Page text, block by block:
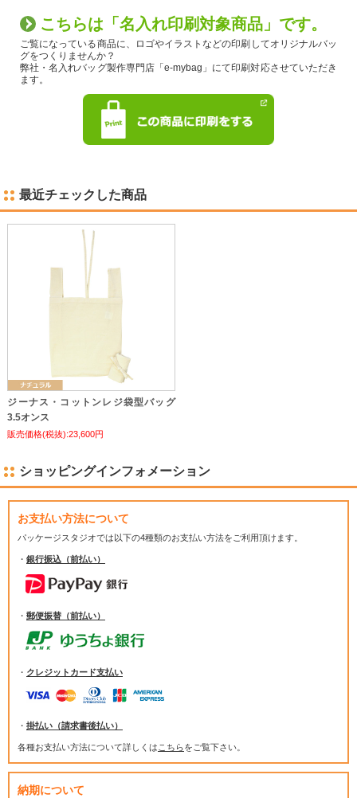
こちらは「名入れ印刷対象商品」です。
ご覧になっている商品に、ロゴやイラストなどの印刷してオリジナルバッ
グをつくりませんか？
弊社・名入れバッグ製作専門店「e-mybag」にて印刷対応させていただき
ます。
最近チェックした商品
ジーナス・コットンレジ袋型バッグ
3.5オンス
販売価格(税抜):23,600円
ショッピングインフォメーション
お支払い方法について
パッケージスタジオでは以下の4種類のお支払い方法をご利用頂けます。
・ 銀行振込（前払い）
・ 郵便振替（前払い）
・ クレジットカード支払い
・ 掛払い（請求書後払い）
各種お支払い方法について詳しくは こちらをご覧下さい。
納期について